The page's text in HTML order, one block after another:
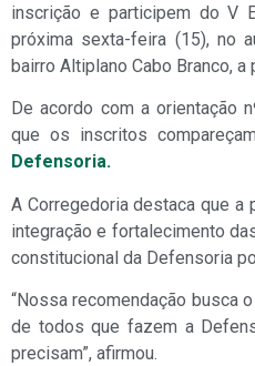
inscrição e participem do V
próxima sexta-feira (15), no
bairro Altiplano Cabo Branco, a
De acordo com a orientação
que os inscritos
Defensoria.
A Corregedoria destaca que a
integração e fortalecimento
constitucional da Defensoria
“Nossa recomendação busca
de todos que fazem a
precisam”, afirmou.